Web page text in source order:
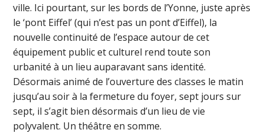
ville. Ici pourtant, sur les bords de l’Yonne, juste après
le ‘pont Eiffel’ (qui n’est pas un pont d’Eiffel), la
nouvelle continuité de l’espace autour de cet
équipement public et culturel rend toute son
urbanité à un lieu auparavant sans identité.
Désormais animé de l’ouverture des classes le matin
jusqu’au soir à la fermeture du foyer, sept jours sur
sept, il s’agit bien désormais d’un lieu de vie
polyvalent. Un théâtre en somme.